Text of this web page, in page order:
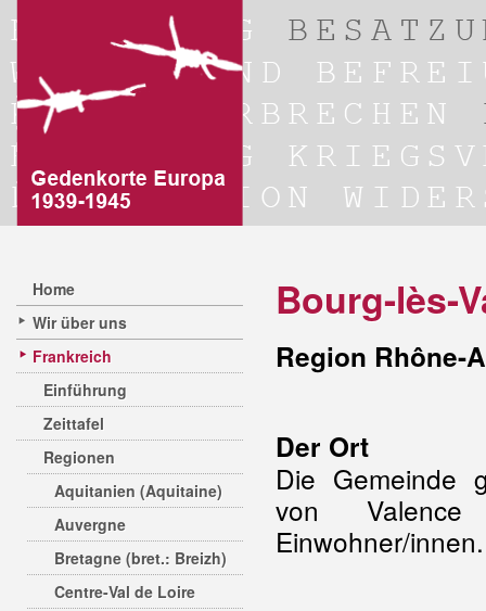
Home
Wir über uns
Frankreich
Einführung
Zeittafel
Regionen
Aquitanien (Aquitaine)
Auvergne
Bretagne (bret.: Breizh)
Centre-Val de Loire
Bourg-lès-
Region Rhône-
Der Ort
Die Gemeinde
von
Einwohner/innen.